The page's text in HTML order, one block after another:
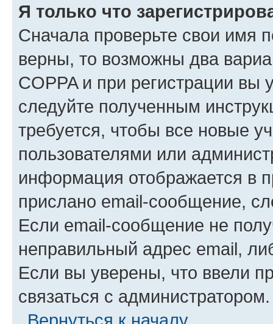
Я только что
Сначала проверьте свои имя
верны, то возможны два
COPPA и при регистрации вы
следуйте полученным
требуется, чтобы все новые
пользователями или
информация отображается в
прислано email-сообщение,
Если email-сообщение не
неправильный адрес email,
Если вы уверены, что ввели
связаться с администратором.
Вернуться к началу